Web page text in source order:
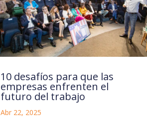
10 desafíos para que las
empresas enfrenten el
futuro del trabajo
Abr 22, 2025